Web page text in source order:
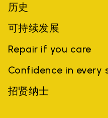
历史
可持续发展
Repair if you care
Confidence in every
招贤纳士